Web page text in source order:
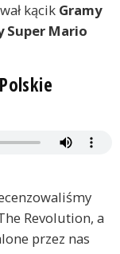
kącik Gramy
Super Mario
Revolution, a
przez nas